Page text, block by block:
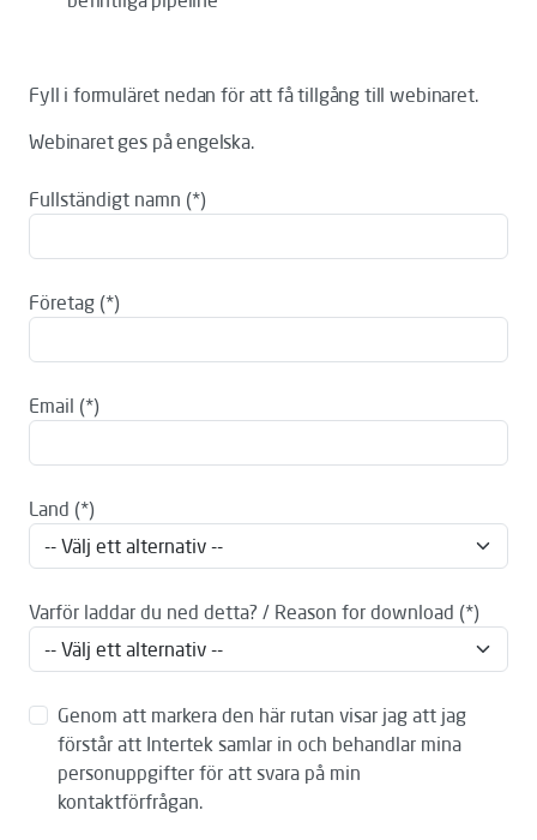
Fyll i formuläret nedan för att få tillgång till webinaret.
Webinaret ges på engelska.
Fullständigt namn
Företag
Email
Land
Varför laddar du ned detta? / Reason for download
Genom att markera den här rutan visar jag att jag
förstår att Intertek samlar in och behandlar mina
personuppgifter för att svara på min
kontaktförfrågan.